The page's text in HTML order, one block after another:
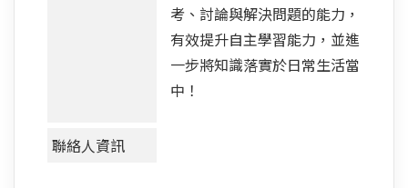
考、討論與解決問題的能力，
有效提升自主學習能力，並進
一步將知識落實於日常生活當
中！
聯絡人資訊